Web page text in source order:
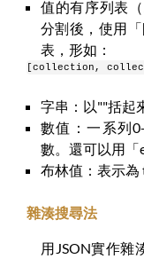
值的有序列表
分割後，使用
表，形如：
[collection,
字串：以""括起
數值：一系列
數。還可以用「
布林值：表示為
雜湊搜尋法
用JSON實作雜